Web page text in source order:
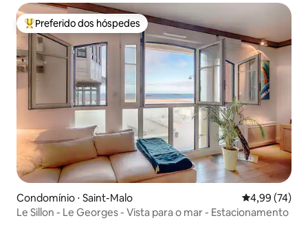
Entre os melhores preferidos dos hóspedes
Preferido dos hóspedes
Condomínio ⋅ Saint-Malo 4,99 de uma
4,99 (74)
Le Sillon - Le Georges - Vista para o mar - Estacionamento